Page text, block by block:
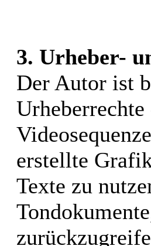
3. Urheber-
Der Autor ist
erstellte
Texte zu